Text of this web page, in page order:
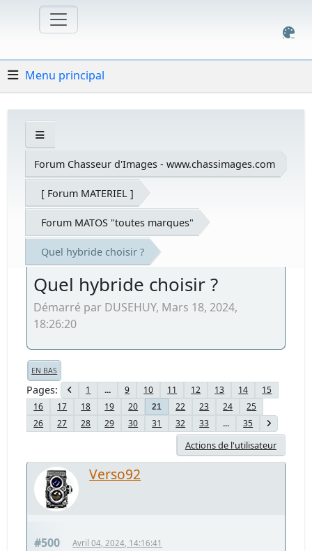
Menu principal
Forum Chasseur d'Images - www.chassimages.com
[ Forum MATERIEL ]
Forum MATOS "toutes marques"
Quel hybride choisir ?
Quel hybride choisir ?
Démarré par DUSEHUY, Mars 18, 2024,
18:26:20
EN BAS
Pages 1 ... 9 10 11 12 13 14
15
16
17 18 19 20 21 22 23 24
25
26
27 28 29 30 31 32 33 ... 35
Actions de l'utilisateur
Verso92
#500 Avril 04, 2024, 14:16:41